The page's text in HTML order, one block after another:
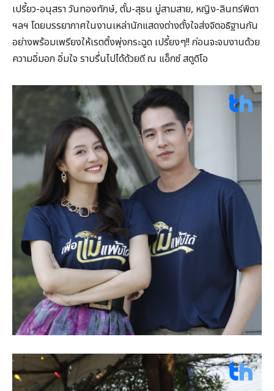
เปรี้ยว-อนุสรา วันทองทักษ์, ตั้ม-สุธน บู่สามสาย, หญิง-ลินทร์พิตา
ฯลฯ โดยบรรยากาศในงานเหล่านักแสดงต่างตั้งใจส่งจิตอธิฐานกัน
อย่างพร้อมเพรียงให้เรตติ้งพุ่งกระฉูด เปรี้ยงๆ!! ก่อนจะจบงานด้วย
ความอิ่มอก อิ่มใจ ราบรื่นไปได้ด้วยดี ณ แอ็กซ์ สตูดิโอ